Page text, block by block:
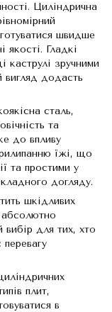
Циліндрична
швидше
якості. Гладкі
каструлі зручними
вигляд додасть
сталь,
та
до впливу
їжі, що
та простими у
догляду.
шкідливих
для тих, хто
плит,
в